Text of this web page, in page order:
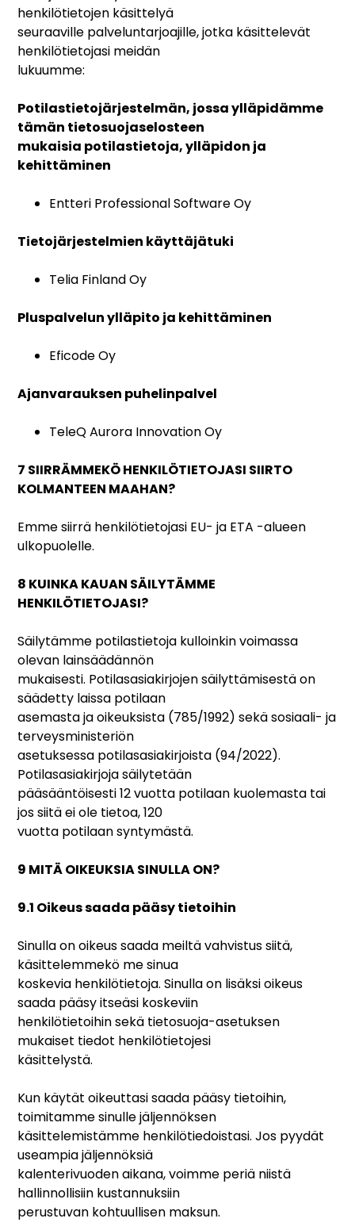
henkilötietojen käsittelyä
seuraaville palveluntarjoajille, jotka käsittelevät
henkilötietojasi meidän
lukuumme:
Potilastietojärjestelmän, jossa ylläpidämme
tämän tietosuojaselosteen
mukaisia potilastietoja, ylläpidon ja
kehittäminen
Entteri Professional Software Oy
Tietojärjestelmien käyttäjätuki
Telia Finland Oy
Pluspalvelun ylläpito ja kehittäminen
Eficode Oy
Ajanvarauksen puhelinpalvel
TeleQ Aurora Innovation Oy
7 SIIRRÄMMEKÖ HENKILÖTIETOJASI SIIRTO
KOLMANTEEN MAAHAN?
Emme siirrä henkilötietojasi EU- ja ETA -alueen
ulkopuolelle.
8 KUINKA KAUAN SÄILYTÄMME
HENKILÖTIETOJASI?
Säilytämme potilastietoja kulloinkin voimassa
olevan lainsäädännön
mukaisesti. Potilasasiakirjojen säilyttämisestä on
säädetty laissa potilaan
asemasta ja oikeuksista (785/1992) sekä sosiaali- ja
terveysministeriön
asetuksessa potilasasiakirjoista (94/2022).
Potilasasiakirjoja säilytetään
pääsääntöisesti 12 vuotta potilaan kuolemasta tai
jos siitä ei ole tietoa, 120
vuotta potilaan syntymästä.
9 MITÄ OIKEUKSIA SINULLA ON?
9.1 Oikeus saada pääsy tietoihin
Sinulla on oikeus saada meiltä vahvistus siitä,
käsittelemmekö me sinua
koskevia henkilötietoja. Sinulla on lisäksi oikeus
saada pääsy itseäsi koskeviin
henkilötietoihin sekä tietosuoja-asetuksen
mukaiset tiedot henkilötietojesi
käsittelystä.
Kun käytät oikeuttasi saada pääsy tietoihin,
toimitamme sinulle jäljennöksen
käsittelemistämme henkilötiedoistasi. Jos pyydät
useampia jäljennöksiä
kalenterivuoden aikana, voimme periä niistä
hallinnollisiin kustannuksiin
perustuvan kohtuullisen maksun.